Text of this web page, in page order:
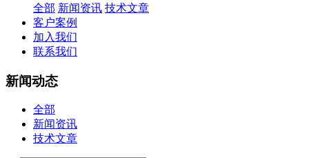
全部 新闻资讯 技术文章
客户案例
加入我们
联系我们
新闻动态
全部
新闻资讯
技术文章